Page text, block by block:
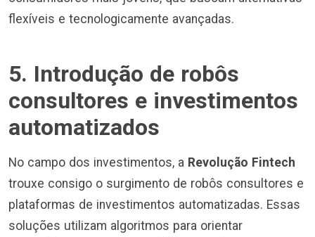
flexíveis e tecnologicamente avançadas.
5. Introdução de robôs
consultores e investimentos
automatizados
No campo dos investimentos, a Revolução Fintech
trouxe consigo o surgimento de robôs consultores e
plataformas de investimentos automatizadas. Essas
soluções utilizam algoritmos para orientar